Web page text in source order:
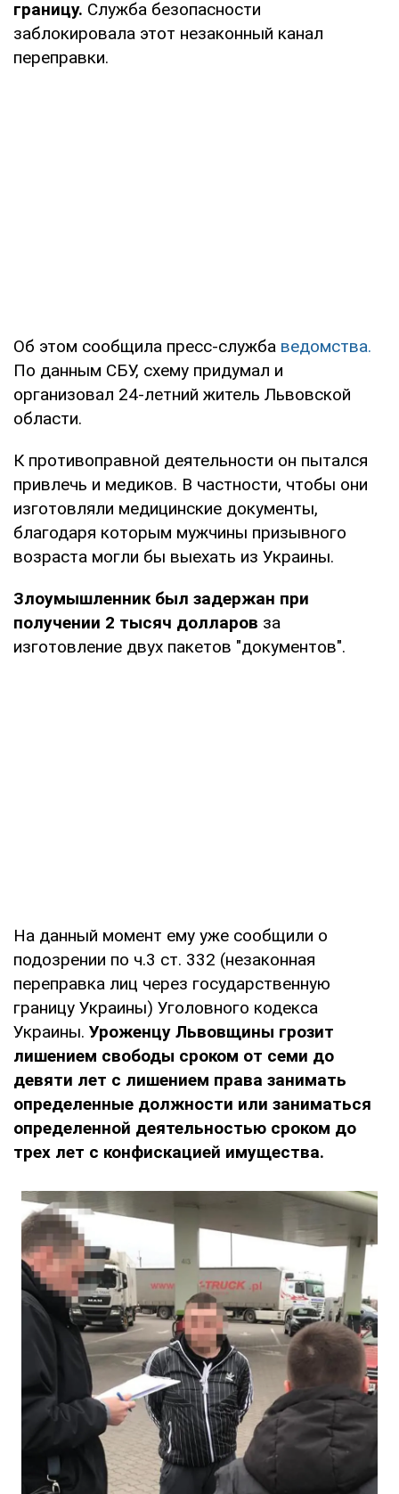
границу. Служба безопасности
заблокировала этот незаконный канал
переправки.
Об этом сообщила пресс-служба ведомства.
По данным СБУ, схему придумал и
организовал 24-летний житель Львовской
области.
К противоправной деятельности он пытался
привлечь и медиков. В частности, чтобы они
изготовляли медицинские документы,
благодаря которым мужчины призывного
возраста могли бы выехать из Украины.
Злоумышленник был задержан при
получении 2 тысяч долларов за
изготовление двух пакетов "документов".
На данный момент ему уже сообщили о
подозрении по ч.3 ст. 332 (незаконная
переправка лиц через государственную
границу Украины) Уголовного кодекса
Украины. Уроженцу Львовщины грозит
лишением свободы сроком от семи до
девяти лет с лишением права занимать
определенные должности или заниматься
определенной деятельностью сроком до
трех лет с конфискацией имущества.